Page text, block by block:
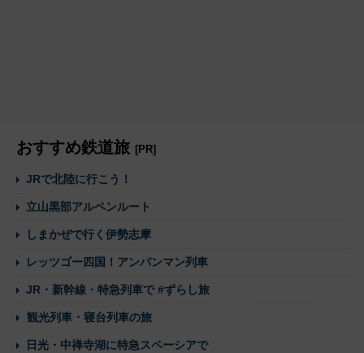
おすすめ鉄道旅 [PR]
JRで北陸に行こう！
立山黒部アルペンルート
しまかぜで行く伊勢志摩
レッツゴー四国！アンパンマン列車
JR・新幹線・特急列車で #ずらし旅
観光列車・寝台列車の旅
日光・中禅寺湖に特急スペーシアで